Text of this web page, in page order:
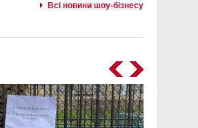
Всі новини шоу-бізнесу